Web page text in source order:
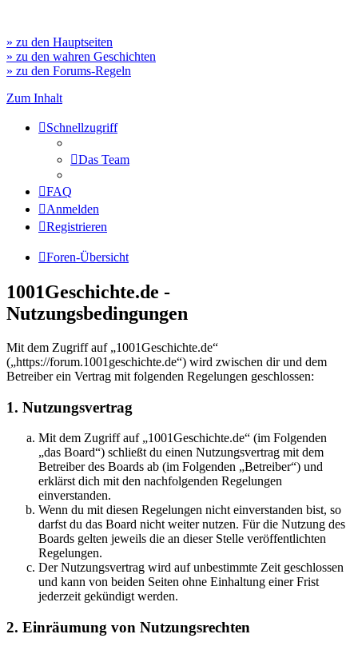
» zu den Hauptseiten
» zu den wahren Geschichten
» zu den Forums-Regeln
Zum Inhalt
Schnellzugriff
Das Team
FAQ
Anmelden
Registrieren
Foren-Übersicht
1001Geschichte.de -
Nutzungsbedingungen
Mit dem Zugriff auf „1001Geschichte.de“
(„https://forum.1001geschichte.de“) wird zwischen dir und dem
Betreiber ein Vertrag mit folgenden Regelungen geschlossen:
1. Nutzungsvertrag
Mit dem Zugriff auf „1001Geschichte.de“ (im Folgenden
„das Board“) schließt du einen Nutzungsvertrag mit dem
Betreiber des Boards ab (im Folgenden „Betreiber“) und
erklärst dich mit den nachfolgenden Regelungen
einverstanden.
Wenn du mit diesen Regelungen nicht einverstanden bist, so
darfst du das Board nicht weiter nutzen. Für die Nutzung des
Boards gelten jeweils die an dieser Stelle veröffentlichten
Regelungen.
Der Nutzungsvertrag wird auf unbestimmte Zeit geschlossen
und kann von beiden Seiten ohne Einhaltung einer Frist
jederzeit gekündigt werden.
2. Einräumung von Nutzungsrechten